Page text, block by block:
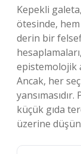
Kepekli
ötesinde,
derin bir
epistemolojik
Ancak, her
küçük gıda
üzerine